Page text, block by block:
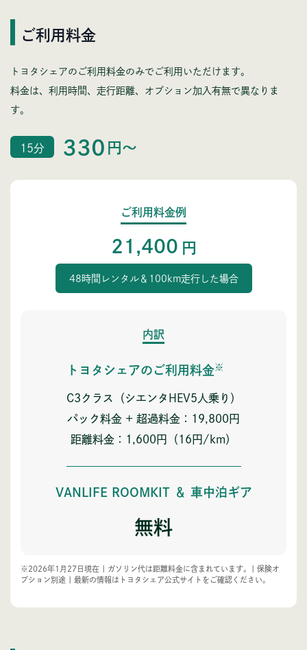
ご利用料金
トヨタシェアのご利用料金のみでご利用いただけます。
料金は、利用時間、走行距離、オプション加入有無で異なりま
す。
15分 330 円〜
ご利用料金例
21,400 円
48時間レンタル＆100km走行した場合
内訳
トヨタシェアのご利用料金※
C3クラス （シエンタHEV5人乗り）
パック料金 + 超過料金：19,800円
距離料金：1,600円（16円/km）
VANLIFE ROOMKIT＆ 車中泊ギア
無料
※2026年1月27日現在 | ガソリン代は距離料金に含まれています。| 保険オ
プション別途 | 最新の情報はトヨタシェア公式サイトをご確認ください。